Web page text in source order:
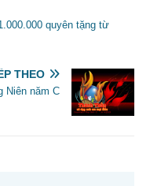
quyên tặng từ
THEO
Niên năm C